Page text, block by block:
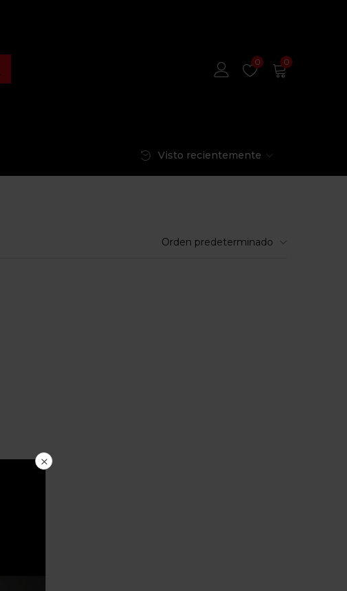
0 0
Visto recientemente
Orden predeterminado